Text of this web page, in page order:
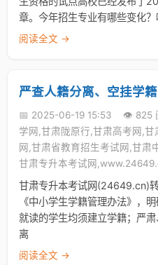
章。今年招生专业有哪些变化
阅读全文 →
严查人籍分离、空挂学
📅 2025-06-19 15:53 👁️ 825
学网,甘肃陇原行,甘肃高考网,
网,甘肃省教育招生考试网,甘肃
甘肃专升本考试网
甘肃专升本考试网(24649.cn)
《中小学生学籍管理办法》，
就读的学生均须建立学籍；严
离
阅读全文 →